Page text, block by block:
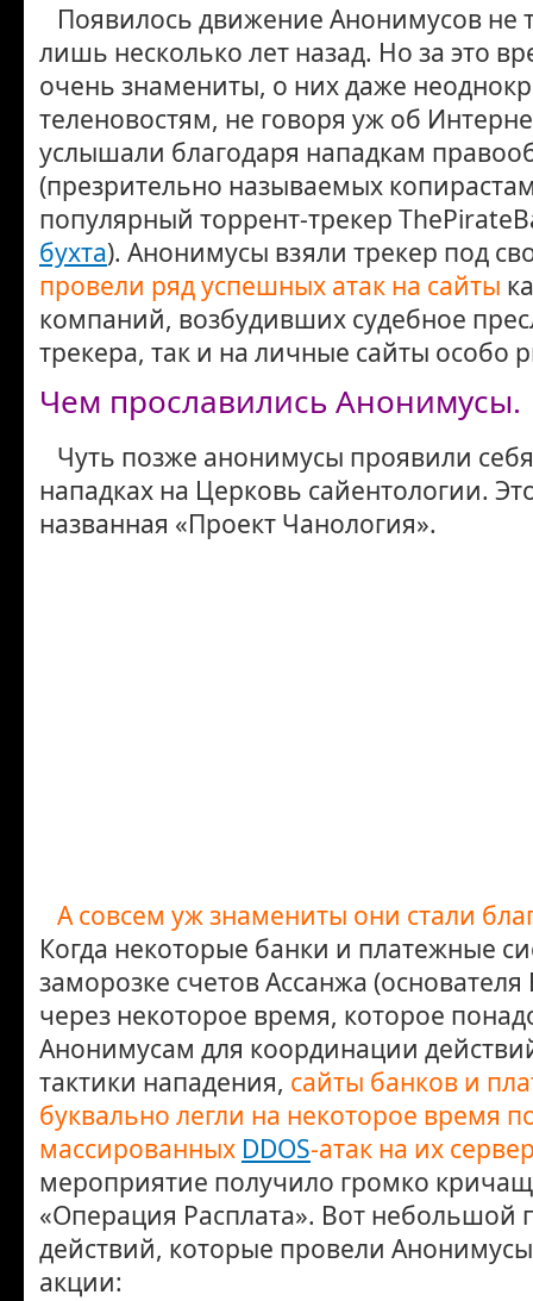
Появилось движение Анонимусов не
лишь несколько лет назад. Но за это
очень знамениты, о них даже
теленовостям, не говоря уж об
услышали благодаря нападкам
(презрительно называемых
популярный торрент-трекер
бухта). Анонимусы взяли трекер под
провели ряд успешных атак на сайты
компаний, возбудивших судебное
трекера, так и на личные сайты особо
Чем прославились Анонимусы.
Чуть позже анонимусы проявили
нападках на Церковь сайентологии.
названная «Проект Чанология».
А совсем уж знамениты они стали
Когда некоторые банки и платежные
заморозке счетов Ассанжа
через некоторое время, которое
Анонимусам для координации
тактики нападения, сайты банков и
буквально легли на некоторое время
массированных DDOS-атак на их
мероприятие получило громко
«Операция Расплата». Вот небольшой
действий, которые провели
акции: